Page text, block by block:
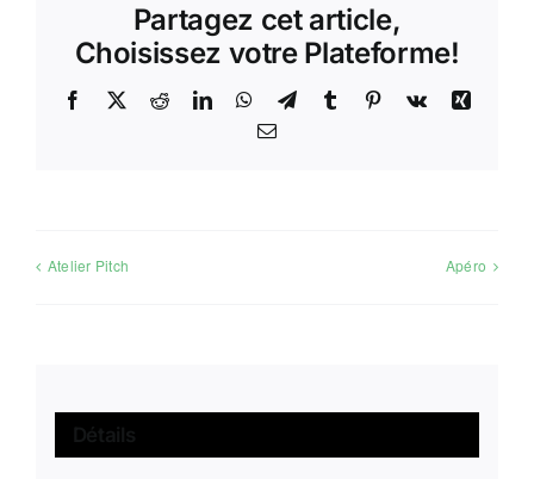
Partagez cet article,
Choisissez votre Plateforme!
Facebook
X RedditLinkedInWhatsApp
TelegramTumblr Pinterest
Vk
Xing
Email
Atelier Pitch Apéro